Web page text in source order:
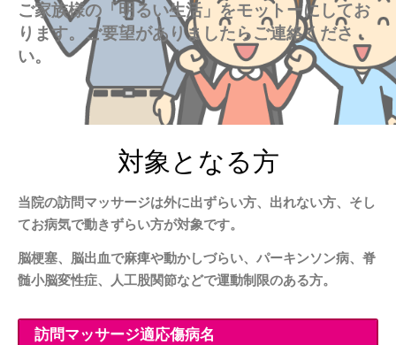
ご家族様の「明るい生活」をモットーにしてお
ります。ご要望がありましたらご連絡くださ
い。
対象となる方
当院の訪問マッサージは外に出ずらい方、出れない方、そし
てお病気で動きずらい方が対象です。
脳梗塞、脳出血で麻痺や動かしづらい、パーキンソン病、脊
髄小脳変性症、人工股関節などで運動制限のある方。
訪問マッサージ適応傷病名